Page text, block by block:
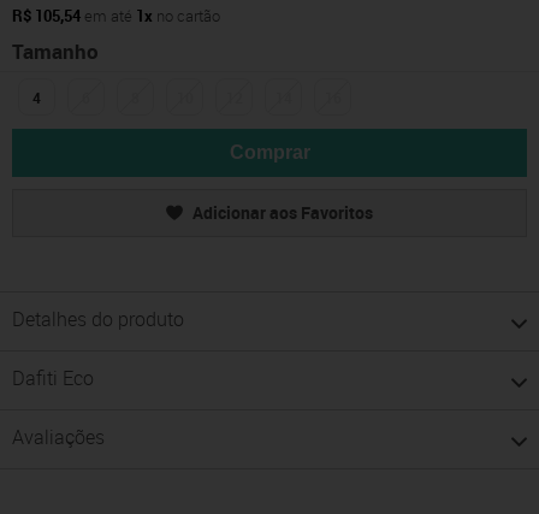
R$ 105,54 em até 1x no cartão
Tamanho
4
Comprar
Adicionar aos Favoritos
Detalhes do produto
Dafiti Eco
Avaliações